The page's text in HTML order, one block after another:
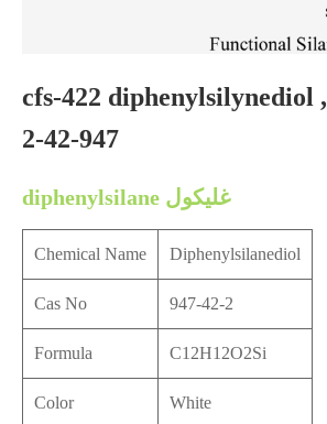
cfs-422 diphenylsilynediol , كاس رقم
947-42-2
diphenylsilane غليكول
Chemical Name Diphenylsilanediol
Cas No 947-42-2
Formula C12H12O2Si
Color White